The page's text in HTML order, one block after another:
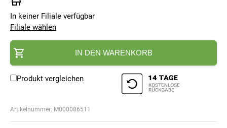
In keiner Filiale verfügbar
Filiale wählen
IN DEN WARENKORB
Produkt vergleichen
Artikelnummer: M000086511